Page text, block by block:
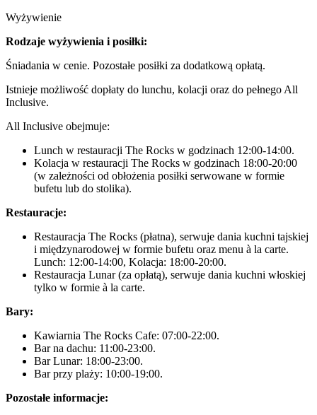
Wyżywienie
Rodzaje wyżywienia i posiłki:
Śniadania w cenie. Pozostałe posiłki za dodatkową opłatą.
Istnieje możliwość dopłaty do lunchu, kolacji oraz do pełnego All
Inclusive.
All Inclusive obejmuje:
Lunch w restauracji The Rocks w godzinach 12:00-14:00.
Kolacja w restauracji The Rocks w godzinach 18:00-20:00
(w zależności od obłożenia posiłki serwowane w formie
bufetu lub do stolika).
Restauracje:
Restauracja The Rocks (płatna), serwuje dania kuchni tajskiej
i międzynarodowej w formie bufetu oraz menu à la carte.
Lunch: 12:00-14:00, Kolacja: 18:00-20:00.
Restauracja Lunar (za opłatą), serwuje dania kuchni włoskiej
tylko w formie à la carte.
Bary:
Kawiarnia The Rocks Cafe: 07:00-22:00.
Bar na dachu: 11:00-23:00.
Bar Lunar: 18:00-23:00.
Bar przy plaży: 10:00-19:00.
Pozostałe informacje: